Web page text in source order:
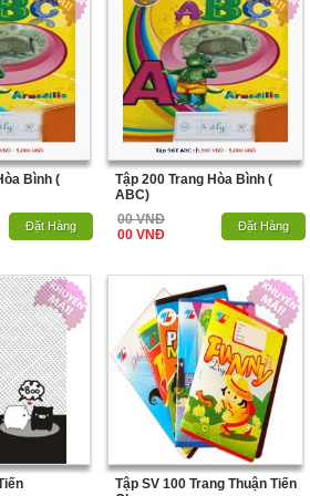
Bình (
Hết Hàng
Đặt Hàng
Tập 200 Trang Hòa Bình (
ABC)
00 VNĐ
00 VNĐ
Hết Hàng
Đặt Hàng
Tập SV 100 Trang Thuận Tiến